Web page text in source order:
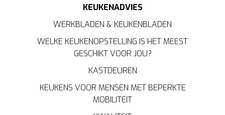
KEUKENADVIES
WERKBLADEN & KEUKENBLADEN
WELKE KEUKENOPSTELLING IS HET MEEST
GESCHIKT VOOR JOU?
KASTDEUREN
KEUKENS VOOR MENSEN MET BEPERKTE
MOBILITEIT